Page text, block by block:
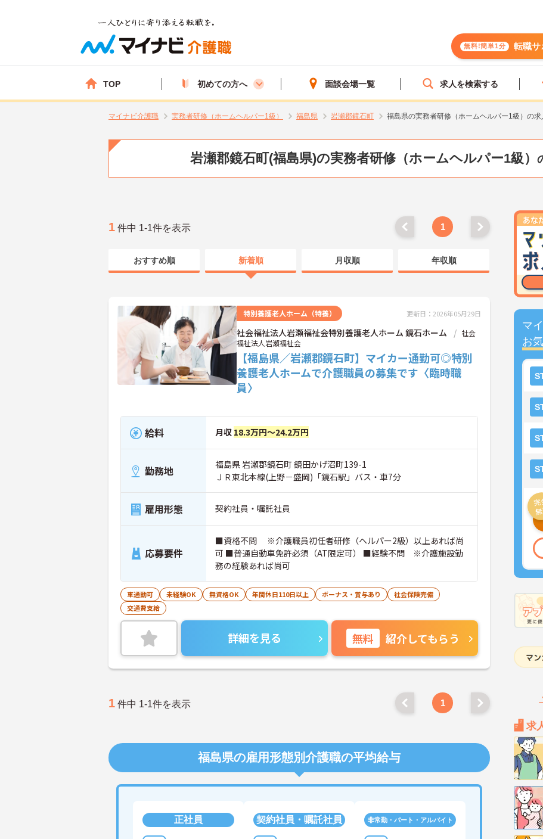
無料!簡単1分 転職
TOP 初めての方へ 面談会場一覧 求人を検索する
マイナビ介護職 実務者研修（ホームヘルパー1級） 福島県 岩瀬郡鏡石町 福島県の実務者研修（ホームヘルパー1級）の
岩瀬郡鏡石町(福島県)の実務者研修（ホームヘルパー1級）
マ
お
求
1 件中 1-1件を表示 1
おすすめ順 新着順 月収順 年収順
特別養護老人ホーム（特養） 更新日：2026年05月29日
社会福祉法人岩瀬福祉会特別養護老人ホーム 鏡石ホーム
社会
福祉法人岩瀬福祉会
【福島県／岩瀬郡鏡石町】マイカー通勤可◎特別
養護老人ホームで介護職員の募集です〈臨時職
員〉
給料 月収 18.3万円～24.2万円
勤務地
福島県 岩瀬郡鏡石町 鏡田かげ沼町139-1
ＪＲ東北本線(上野－盛岡)「鏡石駅」バス・車7分
雇用形態 契約社員・嘱託社員
応募要件
■資格不問 ※介護職員初任者研修（ヘルパー2級）以上あれば尚
可 ■普通自動車免許必須（AT限定可） ■経験不問 ※介護施設勤
務の経験あれば尚可
車通勤可 未経験OK 無資格OK 年間休日110日以上 ボーナス・賞与あり
社会保険完備
交通費支給
詳細を見る 無料 紹介してもらう
1 件中 1-1件を表示 1
福島県の雇用形態別介護職の平均給与
正社員 契約社員・嘱託社員 非常勤・パート・アルバイト